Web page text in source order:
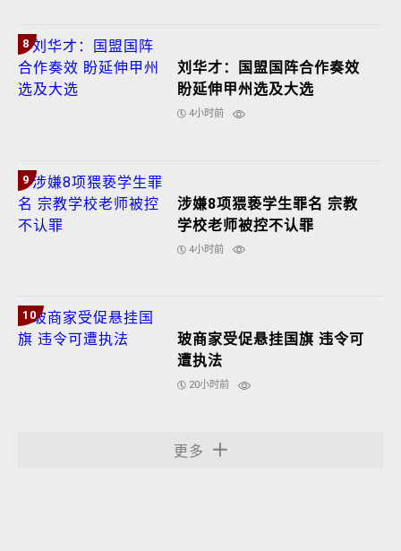
8
刘华才：国盟国阵合作奏效
盼延伸甲州选及大选
4小时前
9
涉嫌8项猥亵学生罪名 宗教
学校老师被控不认罪
4小时前
10
玻商家受促悬挂国旗 违令可
遭执法
20小时前
更多